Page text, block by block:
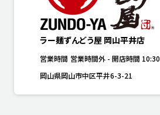
ラー麺ずんどう屋 岡山平井店
営業時間 営業時間外 - 開店時間 10:30
岡山県岡山市中区平井6-3-21